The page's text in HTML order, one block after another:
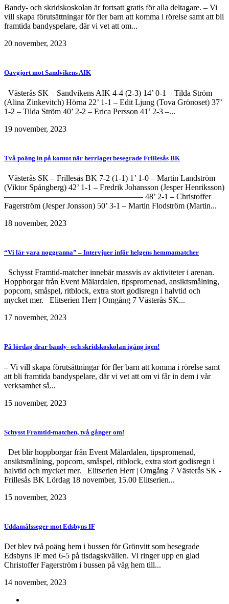
Bandy- och skridskoskolan är fortsatt gratis för alla deltagare. – Vi
vill skapa förutsättningar för fler barn att komma i rörelse samt att bli
framtida bandyspelare, där vi vet att om...
20 november, 2023
Oavgjort mot Sandvikens AIK
Västerås SK – Sandvikens AIK 4-4 (2-3) 14’ 0-1 – Tilda Ström
(Alina Zinkevitch) Hörna 22’ 1-1 – Edit Ljung (Tova Grönoset) 37’
1-2 – Tilda Ström 40’ 2-2 – Erica Persson 41’ 2-3 –...
19 november, 2023
Två poäng in på kontot när herrlaget besegrade Frillesås BK
Västerås SK – Frillesås BK 7-2 (1-1) 1’ 1-0 – Martin Landström
(Viktor Spångberg) 42’ 1-1 – Fredrik Johansson (Jesper Henriksson)
————————————————— 48’ 2-1 – Christoffer
Fagerström (Jesper Jonsson) 50’ 3-1 – Martin Flodström (Martin...
18 november, 2023
“Vi lär vara noggranna” – Intervjuer inför helgens hemmamatcher
Schysst Framtid-matcher innebär massvis av aktiviteter i arenan.
Hoppborgar från Event Mälardalen, tipspromenad, ansiktsmålning,
popcorn, småspel, ritblock, extra stort godisregn i halvtid och
mycket mer. Elitserien Herr | Omgång 7 Västerås SK...
17 november, 2023
På lördag drar bandy- och skridskoskolan igång igen!
– Vi vill skapa förutsättningar för fler barn att komma i rörelse samt
att bli framtida bandyspelare, där vi vet att om vi får in dem i vår
verksamhet så...
15 november, 2023
Schysst Framtid-matchen, två gånger om!
Det blir hoppborgar från Event Mälardalen, tipspromenad,
ansiktsmålning, popcorn, småspel, ritblock, extra stort godisregn i
halvtid och mycket mer. Elitserien Herr | Omgång 7 Västerås SK -
Frillesås BK Lördag 18 november, 15.00 Elitserien...
15 november, 2023
Uddamålsseger mot Edsbyns IF
Det blev två poäng hem i bussen för Grönvitt som besegrade
Edsbyns IF med 6-5 på tisdagskvällen. Vi ringer upp en glad
Christoffer Fagerström i bussen på väg hem till...
14 november, 2023